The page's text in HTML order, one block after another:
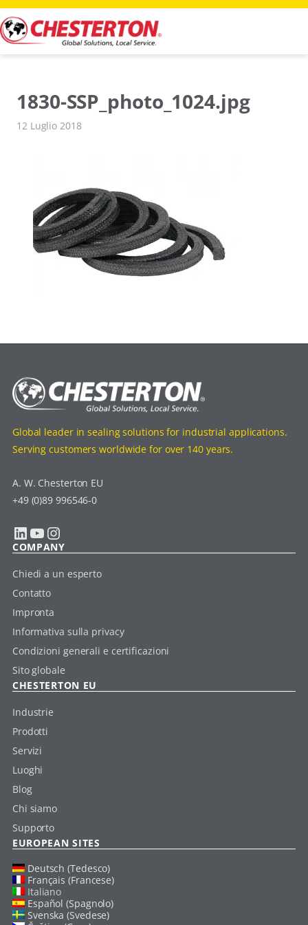
Vai
al
contenuto
1830-SSP_photo_1024.jpg
12 Luglio 2018
Global leader in sealing solutions for industrial applications.
Serving customers worldwide for over 140 years.
A. W. Chesterton EU
+49 (0)89 996546-0
LinkedIn YouTube Instagram
COMPANY
Chiedi a un esperto
Contatto
Impronta
Informativa sulla privacy
Condizioni generali e certificazioni
Sito globale
CHESTERTON EU
Industrie
Prodotti
Servizi
Luoghi
Blog
Chi siamo
Supporto
EUROPEAN SITES
Deutsch (Tedesco)
Français (Francese)
Italiano
Español (Spagnolo)
Svenska (Svedese)